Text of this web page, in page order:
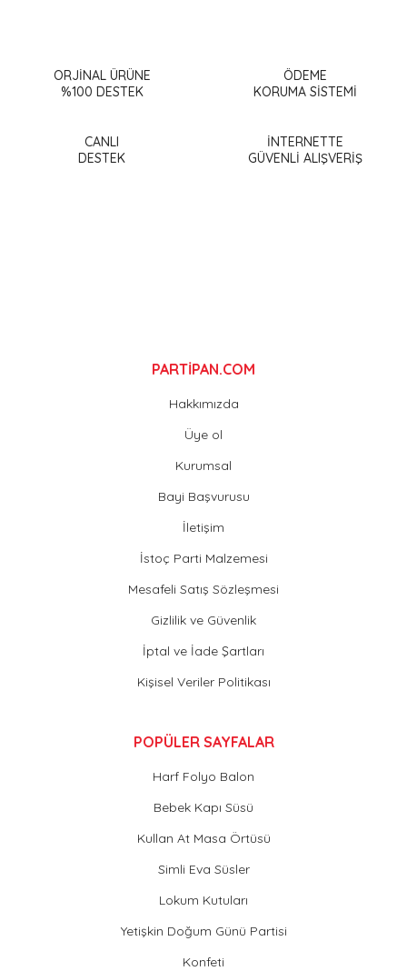
Ürün açıklamasında eksik bilgiler bulunuyor.
Ürün bilgilerinde hatalar bulunuyor.
ORJİNAL ÜRÜNE
%100 DESTEK
ÖDEME
KORUMA SİSTEMİ
CANLI
DESTEK
İNTERNETTE
GÜVENLİ ALIŞVERİŞ
PARTİPAN.COM
Hakkımızda
Üye ol
Kurumsal
Bayi Başvurusu
İletişim
İstoç Parti Malzemesi
Mesafeli Satış Sözleşmesi
Gizlilik ve Güvenlik
İptal ve İade Şartları
Kişisel Veriler Politikası
POPÜLER SAYFALAR
Harf Folyo Balon
Bebek Kapı Süsü
Kullan At Masa Örtüsü
Simli Eva Süsler
Lokum Kutuları
Yetişkin Doğum Günü Partisi
Konfeti